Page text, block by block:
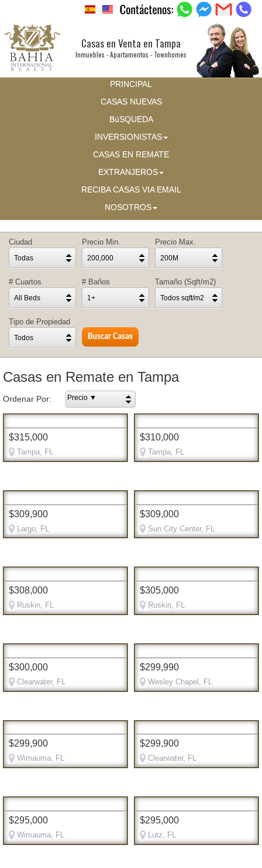
Casas en Venta en Tampa
Inmuebles - Apartamentos - Townhomes
PRINCIPAL
CASAS NUEVAS
BúSQUEDA
INVERSIONISTAS
CASAS EN REMATE
EXTRANJEROS
RECIBA CASAS VIA EMAIL
NOSOTROS
Ciudad
Todas
Precio Min.
200,000
Precio Max.
200M
# Cuartos
All Beds
# Baños
1+
Tamaño (Sqft/m2)
Todos sqft/m2
Tipo de Propiedad
Todos
Casas en Remate en Tampa
Ordenar Por: Precio ▼
$315,000
Tampa, FL
$310,000
Tampa, FL
$309,900
Largo, FL
$309,000
Sun City Center, FL
$308,000
Ruskin, FL
$305,000
Ruskin, FL
$300,000
Clearwater, FL
$299,990
Wesley Chapel, FL
$299,900
Wimauma, FL
$299,900
Clearwater, FL
$295,000
Wimauma, FL
$295,000
Lutz, FL